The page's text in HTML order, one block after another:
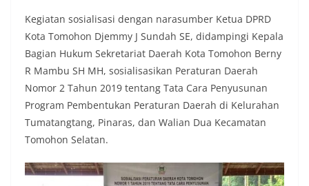
Kegiatan sosialisasi dengan narasumber Ketua DPRD
Kota Tomohon Djemmy J Sundah SE, didampingi Kepala
Bagian Hukum Sekretariat Daerah Kota Tomohon Berny
R Mambu SH MH, sosialisasikan Peraturan Daerah
Nomor 2 Tahun 2019 tentang Tata Cara Penyusunan
Program Pembentukan Peraturan Daerah di Kelurahan
Tumatangtang, Pinaras, dan Walian Dua Kecamatan
Tomohon Selatan.